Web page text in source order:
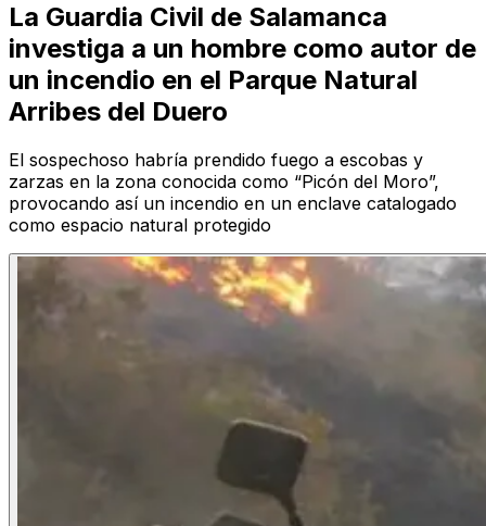
La Guardia Civil de Salamanca
investiga a un hombre como autor de
un incendio en el Parque Natural
Arribes del Duero
El sospechoso habría prendido fuego a escobas y
zarzas en la zona conocida como “Picón del Moro”,
provocando así un incendio en un enclave catalogado
como espacio natural protegido